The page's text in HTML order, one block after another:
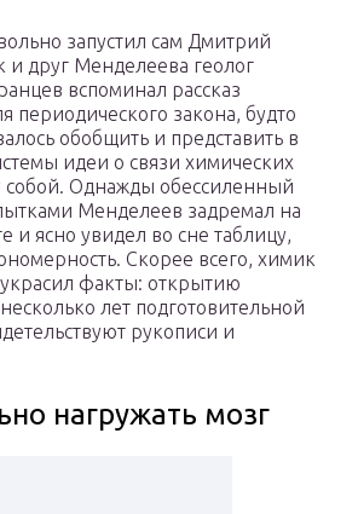
запустил сам Дмитрий
и друг Менделеева геолог
вспоминал рассказ
периодического закона, будто
обобщить и представить в
идеи о связи химических
собой. Однажды обессиленный
Менделеев задремал на
и ясно увидел во сне таблицу,
Скорее всего, химик
факты: открытию
лет подготовительной
рукописи и
нагружать мозг